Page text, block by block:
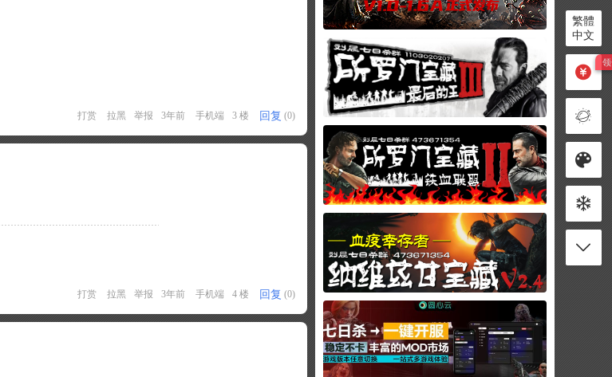
打赏 拉黑 举报 3年前 手机端 3 楼 回复 (0)
打赏 拉黑 举报 3年前 手机端 4 楼 回复 (0)
繁體
中文